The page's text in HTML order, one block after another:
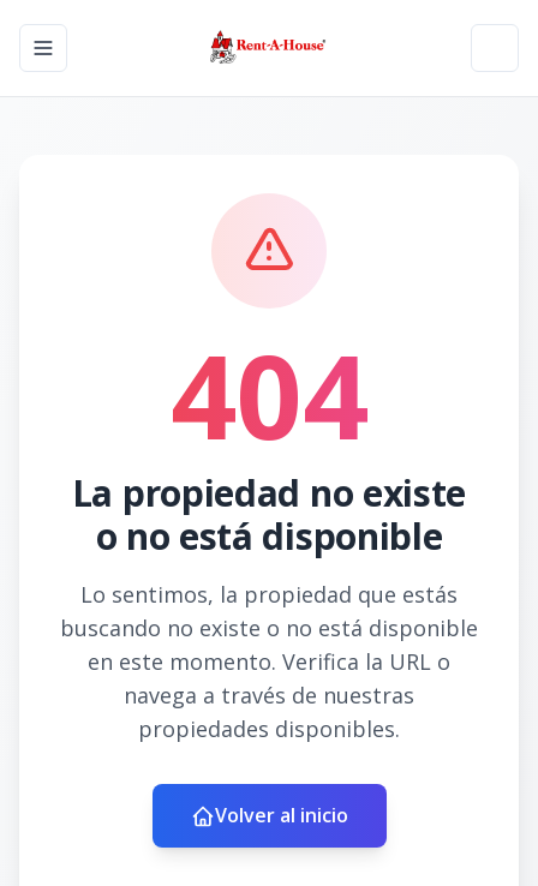
Toggle navigation menu
404
La propiedad no existe
o no está disponible
Lo sentimos, la propiedad que estás
buscando no existe o no está disponible
en este momento. Verifica la URL o
navega a través de nuestras
propiedades disponibles.
Volver al inicio